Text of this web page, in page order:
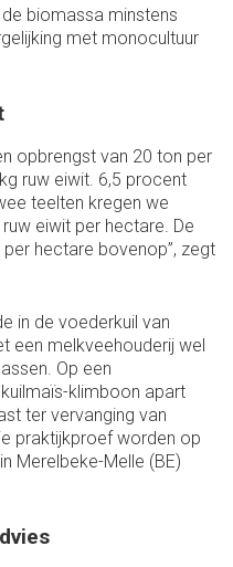
biomassa minstens
met monocultuur
opbrengst van 20 ton per
ruw eiwit. 6,5 procent
teelten kregen we
eiwit per hectare. De
hectare bovenop”, zegt
in de voederkuil van
een melkveehouderij wel
Op een
klimboon apart
ter vervanging van
praktijkproef worden op
Merelbeke-Melle (BE)